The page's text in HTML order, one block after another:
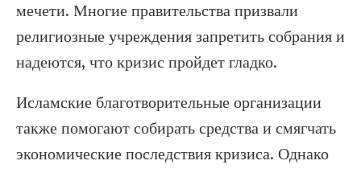
мечети. Многие правительства призвали
религиозные учреждения запретить собрания и
надеются, что кризис пройдет гладко.
Исламские благотворительные организации
также помогают собирать средства и смягчать
экономические последствия кризиса. Однако